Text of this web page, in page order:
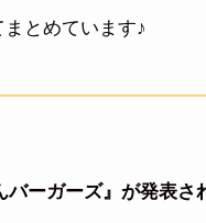
まとめています♪
ーガーズ』が発表さ